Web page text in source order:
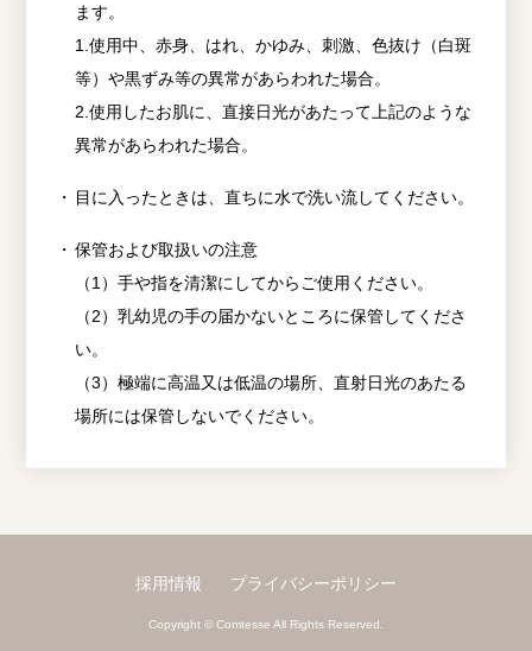
ます。
1.使用中、赤身、はれ、かゆみ、刺激、色抜け（白斑
等）や黒ずみ等の異常があらわれた場合。
2.使用したお肌に、直接日光があたって上記のような
異常があらわれた場合。
目に入ったときは、直ちに水で洗い流してください。
保管および取扱いの注意
（1）手や指を清潔にしてからご使用ください。
（2）乳幼児の手の届かないところに保管してくださ
い。
（3）極端に高温又は低温の場所、直射日光のあたる
場所には保管しないでください。
Copyright © Comtesse All Rights Reserved.
採用情報 プライバシーポリシー